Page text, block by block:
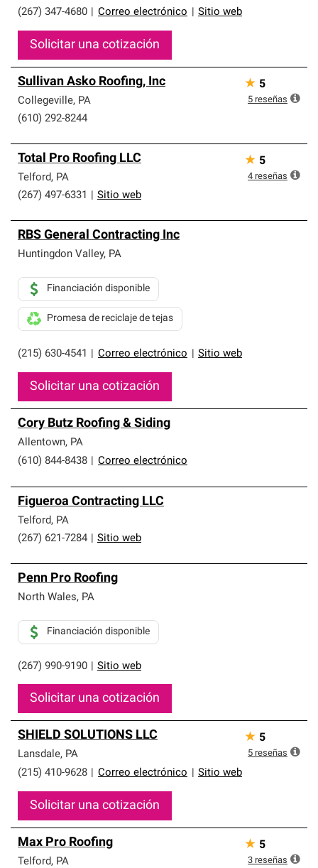
(267) 347-4680 Correo electrónico Sitio web
Solicitar una cotización
Sullivan Asko Roofing, Inc
Collegeville, PA
(610) 292-8244
★ 5
5 reseñas
Total Pro Roofing LLC
Telford, PA
(267) 497-6331
Sitio web
★ 5
4 reseñas
RBS General Contracting Inc
Huntingdon Valley, PA
(215) 630-4541 Correo electrónico Sitio web
Financiación disponible
Promesa de reciclaje de tejas
Solicitar una cotización
Cory Butz Roofing & Siding
Allentown, PA
(610) 844-8438
Correo electrónico
Figueroa Contracting LLC
Telford, PA
(267) 621-7284
Sitio web
Penn Pro Roofing
North Wales, PA
(267) 990-9190 Sitio web
Financiación disponible
Solicitar una cotización
SHIELD SOLUTIONS LLC
Lansdale, PA
(215) 410-9628
Correo electrónico Sitio web
Solicitar una cotización
★ 5
5 reseñas
Max Pro Roofing
Telford, PA
★ 5
3 reseñas